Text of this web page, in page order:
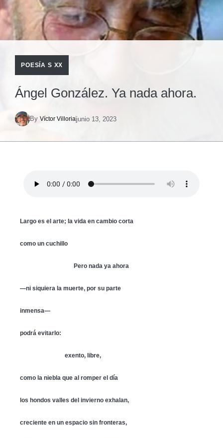
POESÍA S XX
Ángel González. Ya nada ahora.
By Víctor Villoriajunio 13, 2023
Largo es el arte; la vida en cambio corta
como un cuchillo
Pero nada ya ahora
—ni siquiera la muerte, por su parte
inmensa—
podrá evitarlo:
exento, libre,
como la niebla que al romper el día
los hondos valles del invierno exhalan,
creciente en un espacio sin fronteras,